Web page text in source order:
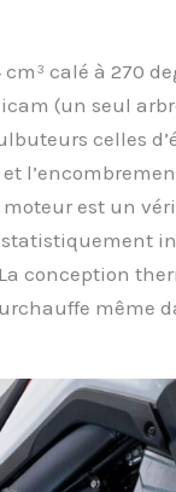
calé à 270
(un seul
celles
est un
conception
même